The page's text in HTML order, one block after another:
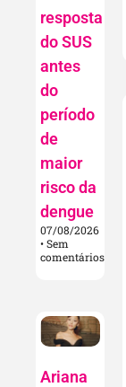
resposta
do SUS
antes
do
período
de
maior
risco da
dengue
07/08/2026
Sem
comentários
Ariana